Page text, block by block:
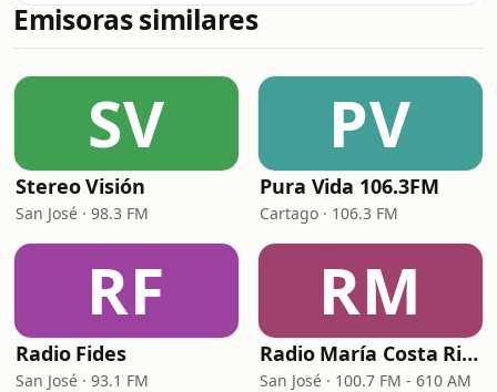
Emisoras similares
SV
Stereo Visión
San José · 98.3 FM
PV
Pura Vida 106.3FM
Cartago · 106.3 FM
RF
Radio Fides
San José · 93.1 FM
RM
Radio María Costa Rica
San José · 100.7 FM - 610 AM